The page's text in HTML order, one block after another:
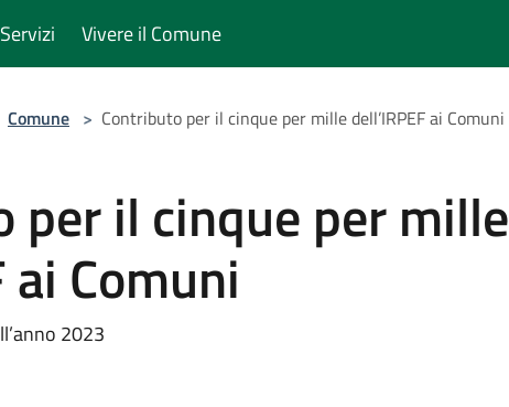
Servizi Vivere il Comune
Comune > Contributo per il cinque per mille dell’IRPEF ai Comuni
per il cinque per mille
ai Comuni
2023